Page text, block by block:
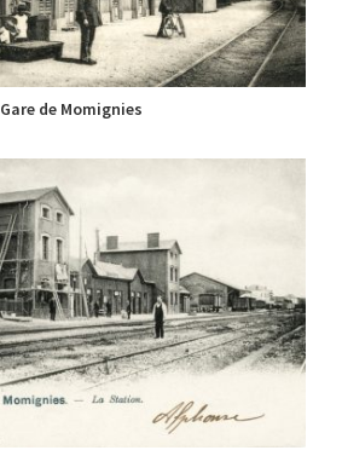
Gare de Momignies